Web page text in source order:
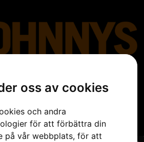
oss av cookies
och andra
för att förbättra din
på vår webbplats, för att